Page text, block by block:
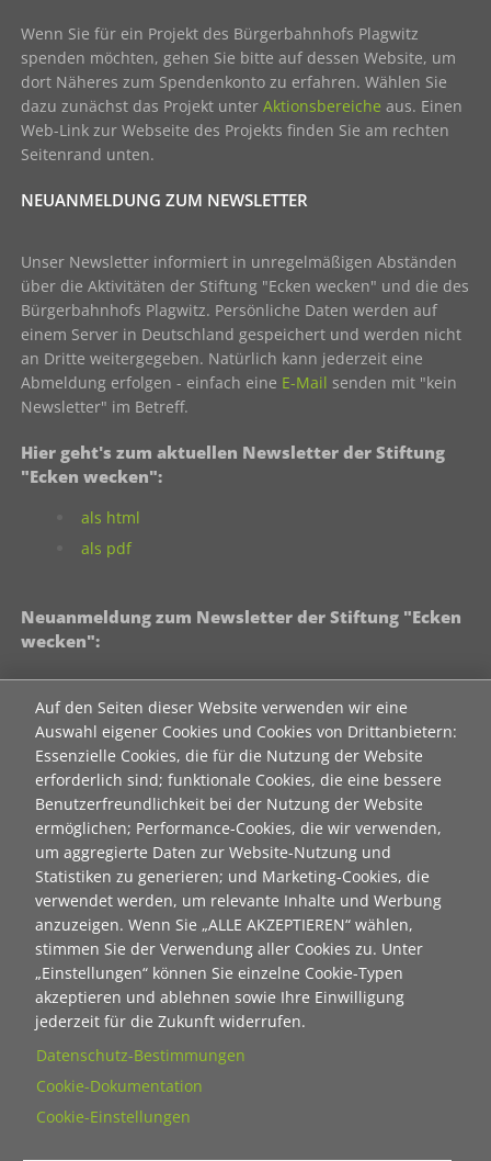
Auf den Seiten dieser Website verwenden wir eine
Auswahl eigener Cookies und Cookies von Drittanbietern:
Essenzielle Cookies, die für die Nutzung der Website
erforderlich sind; funktionale Cookies, die eine bessere
Benutzerfreundlichkeit bei der Nutzung der Website
ermöglichen; Performance-Cookies, die wir verwenden,
um aggregierte Daten zur Website-Nutzung und
Statistiken zu generieren; und Marketing-Cookies, die
verwendet werden, um relevante Inhalte und Werbung
anzuzeigen. Wenn Sie „ALLE AKZEPTIEREN“ wählen,
stimmen Sie der Verwendung aller Cookies zu. Unter
„Einstellungen“ können Sie einzelne Cookie-Typen
akzeptieren und ablehnen sowie Ihre Einwilligung
jederzeit für die Zukunft widerrufen.
Datenschutz-Bestimmungen
Cookie-Dokumentation
Cookie-Einstellungen
Wenn Sie für ein Projekt des Bürgerbahnhofs Plagwitz
spenden möchten, gehen Sie bitte auf dessen Website, um
dort Näheres zum Spendenkonto zu erfahren. Wählen Sie
dazu zunächst das Projekt unterAktionsbereiche aus. Einen
Web-Link zur Webseite des Projekts finden Sie am rechten
Seitenrand unten.
NEUANMELDUNG ZUM NEWSLETTER
Unser Newsletter informiert in unregelmäßigen Abständen
über die Aktivitäten der Stiftung "Ecken wecken" und die des
Bürgerbahnhofs Plagwitz. Persönliche Daten werden auf
einem Server in Deutschland gespeichert und werden nicht
an Dritte weitergegeben. Natürlich kann jederzeit eine
Abmeldung erfolgen - einfach eine E-Mail senden mit "kein
Newsletter" im Betreff.
Hier geht's zum aktuellen Newsletter der Stiftung
"Ecken wecken":
als html
als pdf
Neuanmeldung zum Newsletter der Stiftung "Ecken
wecken":
Contact 1
Anrede
Titel
Vorname
Nachname
E-Mail
Wie dürfen wir Sie in Zukunft ansprechen